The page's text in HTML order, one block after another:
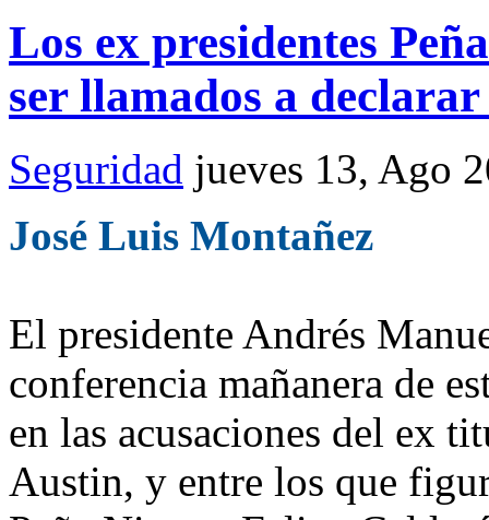
Los ex presidentes
ser llamados a
Seguridad jueves 13, Ago
José Luis Montañez
El presidente Andrés
conferencia mañanera de
en las acusaciones del ex
Austin, y entre los que